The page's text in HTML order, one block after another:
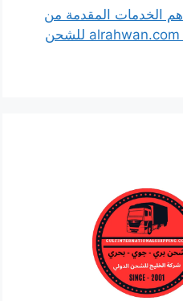
اهم الخدمات المقدمة من
موقع الرهوان alrahwan.com للشحن